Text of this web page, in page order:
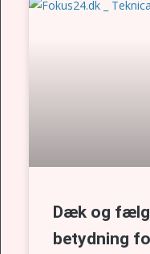
Dæk og
betydning